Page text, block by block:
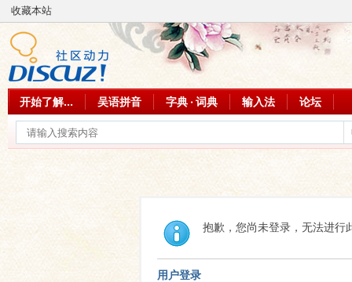
收藏本站
开始了解... 吴语拼音 字典 · 词典 输入法 论坛
抱歉，您尚未登录，无法进行
用户登录